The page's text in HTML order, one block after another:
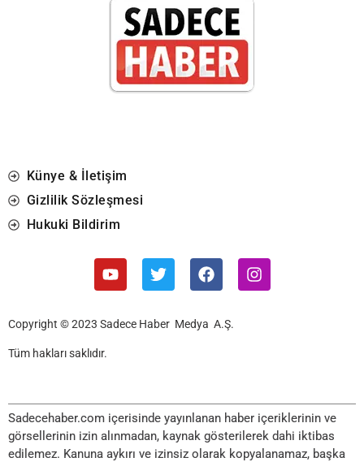
Künye & İletişim
Gizlilik Sözleşmesi
Hukuki Bildirim
Copyright © 2023 Sadece Haber Medya A.Ş.
Tüm hakları saklıdır.
Sadecehaber.com içerisinde yayınlanan haber içeriklerinin ve
görsellerinin izin alınmadan, kaynak gösterilerek dahi iktibas
edilemez. Kanuna aykırı ve izinsiz olarak kopyalanamaz, başka